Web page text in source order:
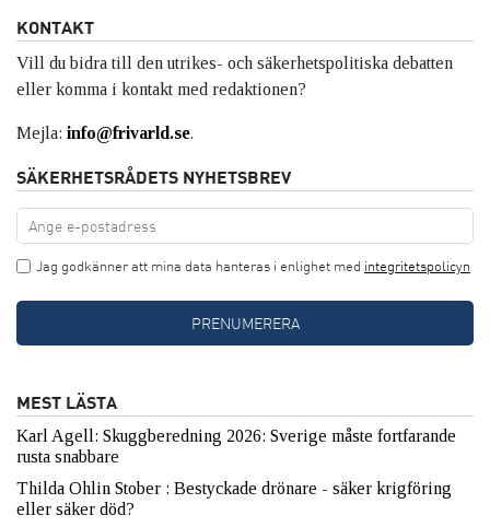
KONTAKT
Vill du bidra till den utrikes- och säkerhetspolitiska debatten
eller komma i kontakt med redaktionen?
Mejla: info@frivarld.se.
SÄKERHETSRÅDETS NYHETSBREV
Jag godkänner att mina data hanteras i enlighet med integritetspolicyn
MEST LÄSTA
Karl Agell: Skuggberedning 2026: Sverige måste fortfarande
rusta snabbare
Thilda Ohlin Stober : Bestyckade drönare - säker krigföring
eller säker död?